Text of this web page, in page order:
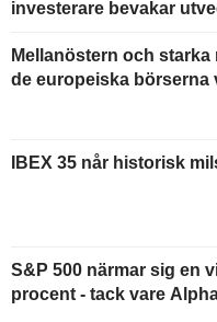
investerare bevakar
Mellanöstern och
de europeiska börserna
IBEX 35 når historisk
S&P 500 närmar sig en
procent - tack vare